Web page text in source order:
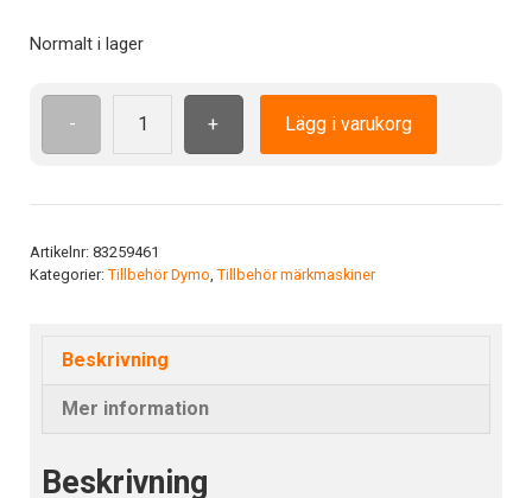
Normalt i lager
-
Polyester
Färg:
+ Lägg i varukorg
Artikelnr: 83259461
Kategorier: Tillbehör Dymo Tillbehör märkmaskiner
Beskrivning
Mer information
Beskrivning